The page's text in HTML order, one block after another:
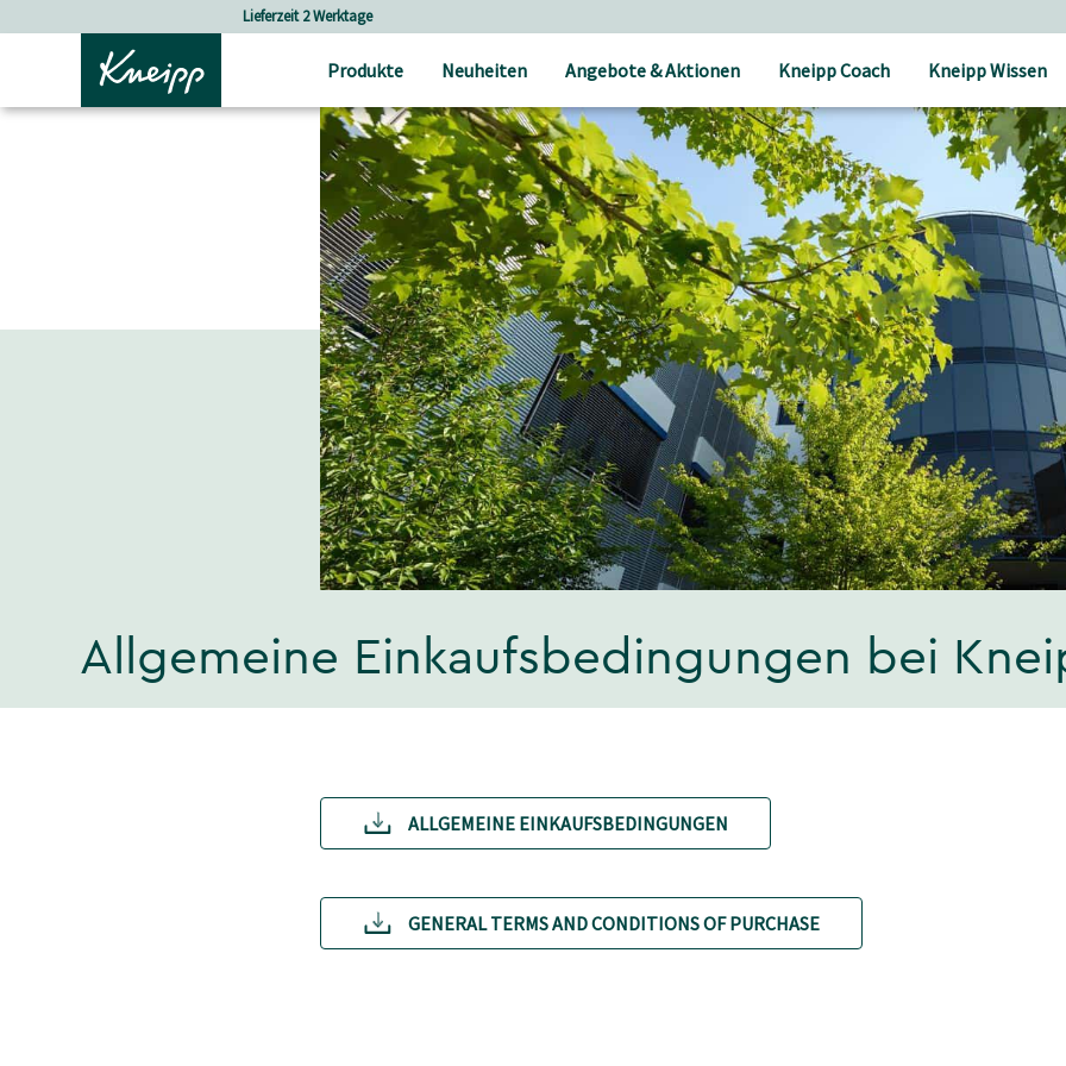
Lieferzeit 2 Werktage
Produkte Neuheiten Angebote & Aktionen Kneipp Coach Kneipp Wissen
Allgemeine Einkaufsbedingungen bei
ALLGEMEINE EINKAUFSBEDINGUNGEN
GENERAL TERMS AND CONDITIONS OF PURCHASE